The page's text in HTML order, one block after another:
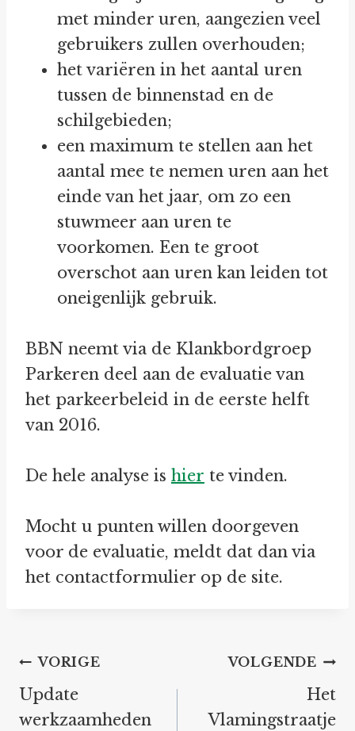
met minder uren, aangezien veel
gebruikers zullen overhouden;
het variëren in het aantal uren
tussen de binnenstad en de
schilgebieden;
een maximum te stellen aan het
aantal mee te nemen uren aan het
einde van het jaar, om zo een
stuwmeer aan uren te
voorkomen. Een te groot
overschot aan uren kan leiden tot
oneigenlijk gebruik.
BBN neemt via de Klankbordgroep
Parkeren deel aan de evaluatie van
het parkeerbeleid in de eerste helft
van 2016.
De hele analyse is hier te vinden.
Mocht u punten willen doorgeven
voor de evaluatie, meldt dat dan via
het contactformulier op de site.
Bericht
navigatie
VORIGE
Update
werkzaamheden
VOLGENDE
Het
Vlamingstraatje